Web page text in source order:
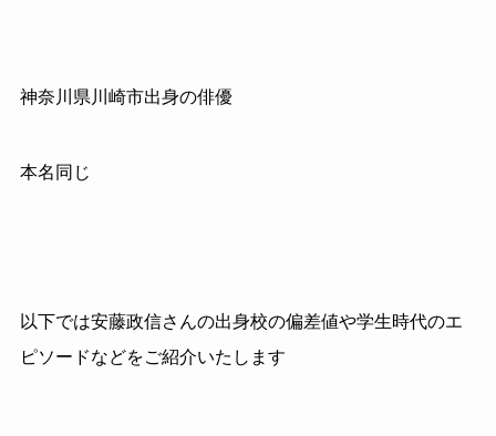
神奈川県川崎市出身の俳優
本名同じ
以下では安藤政信さんの出身校の偏差値や学生時代のエ
ピソードなどをご紹介いたします